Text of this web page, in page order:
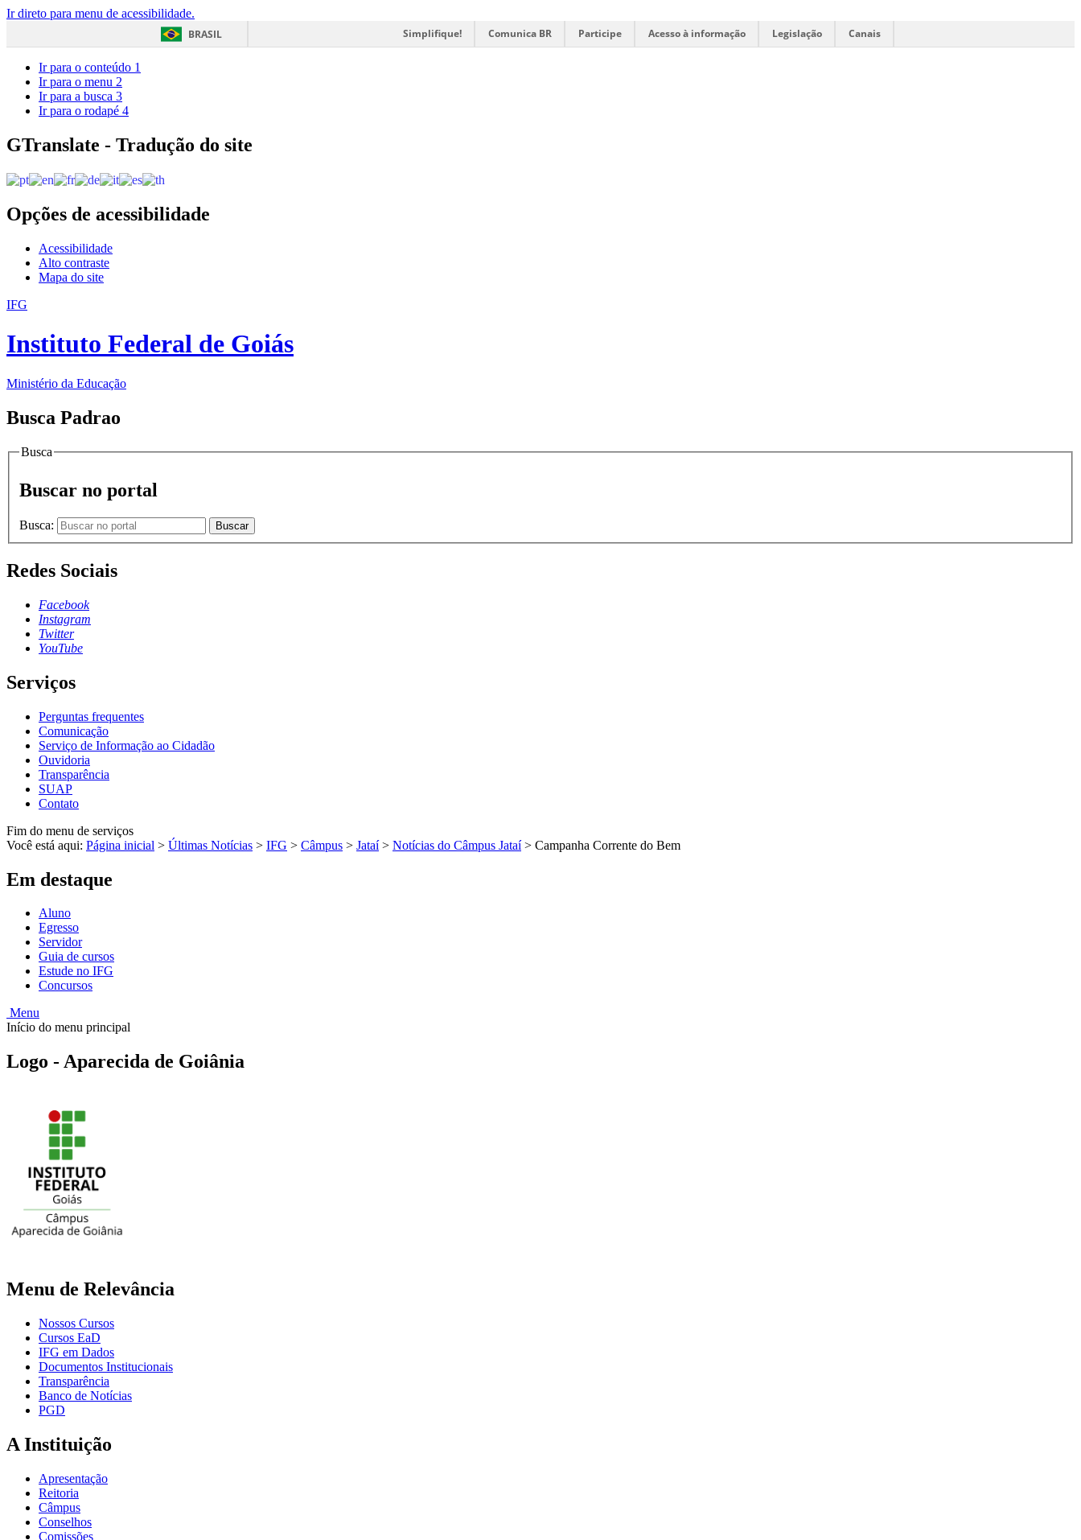
Ir direto para menu de acessibilidade.
BRASIL
Simplifique! Comunica BR Participe Acesso à informação Legislação Canais
Ir para o conteúdo 1
Ir para o menu 2
Ir para a busca 3
Ir para o rodapé 4
GTranslate - Tradução do site
Opções de acessibilidade
Acessibilidade
Alto contraste
Mapa do site
IFG
Instituto Federal de Goiás
Ministério da Educação
Busca Padrao
Busca
Buscar no portal
Busca: Buscar
Redes Sociais
Facebook
Instagram
Twitter
YouTube
Serviços
Perguntas frequentes
Comunicação
Serviço de Informação ao Cidadão
Ouvidoria
Transparência
SUAP
Contato
Fim do menu de serviços
Você está aqui: Página inicial > Últimas Notícias > IFG > Câmpus > Jataí > Notícias do Câmpus Jataí > Campanha Corrente do Bem
Em destaque
Aluno
Egresso
Servidor
Guia de cursos
Estude no IFG
Concursos
Menu
Início do menu principal
Logo - Aparecida de Goiânia
Menu de Relevância
Nossos Cursos
Cursos EaD
IFG em Dados
Documentos Institucionais
Transparência
Banco de Notícias
PGD
A Instituição
Apresentação
Reitoria
Câmpus
Conselhos
Comissões